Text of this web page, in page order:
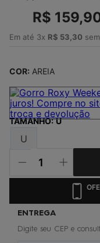
R$ 159,
Em até 3x R$ 53 30
COR: AREIA
TAMANHO: U
U
jaqueta
boardshort
7
8º
vestido
9º
oculos
10º chinelo